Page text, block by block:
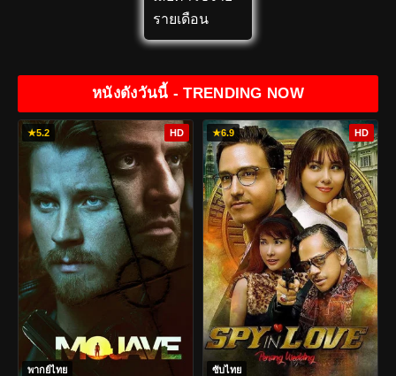
รายเดือน
หนังดังวันนี้ - TRENDING NOW
★5.2 HD
พากย์ไทย
★6.9 HD
ซับไทย